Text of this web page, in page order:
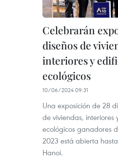
Celebrarán
diseños de
interiores y
ecológicos
10/06/2024 09:31
Una exposición de 28
de viviendas, interiores
ecológicos ganadores
2023 está abierta
Hanoi.